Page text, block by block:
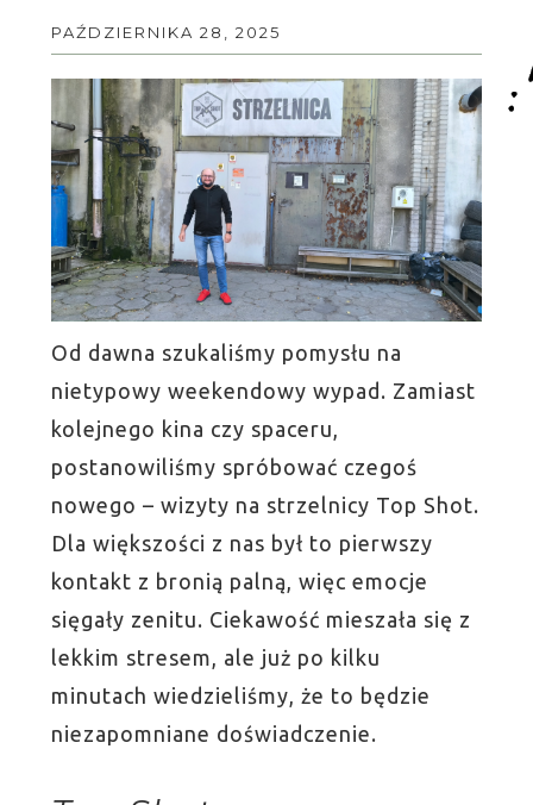
PAŹDZIERNIKA 28, 2025
Od dawna szukaliśmy pomysłu na
nietypowy weekendowy wypad. Zamiast
kolejnego kina czy spaceru,
postanowiliśmy spróbować czegoś
nowego – wizyty na strzelnicy Top Shot.
Dla większości z nas był to pierwszy
kontakt z bronią palną, więc emocje
sięgały zenitu. Ciekawość mieszała się z
lekkim stresem, ale już po kilku
minutach wiedzieliśmy, że to będzie
niezapomniane doświadczenie.